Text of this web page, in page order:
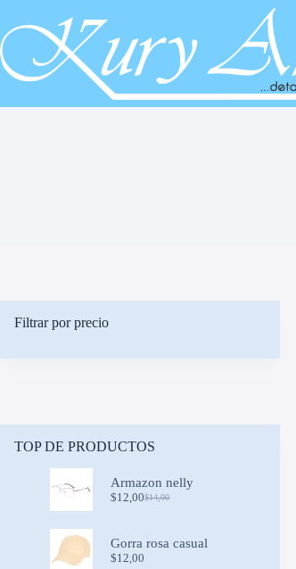
contenido
Filtrar por precio
TOP DE PRODUCTOS
Armazon nelly
$14,00
Original
$14,00.
$12,00Current
$12,00.
Gorra rosa casual
$12,00